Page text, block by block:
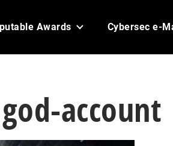
Awards Cybersec e-
account